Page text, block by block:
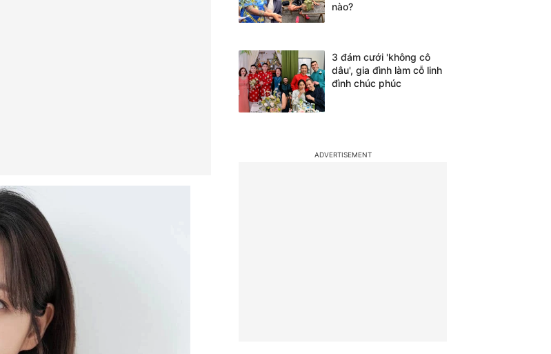
nào?
3 đám cưới 'không cô
dâu', gia đình làm cỗ linh
đình chúc phúc